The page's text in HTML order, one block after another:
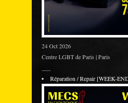
24 Oct 2026
Centre LGBT de Paris | Paris
Réparation / Repair [WEEK-